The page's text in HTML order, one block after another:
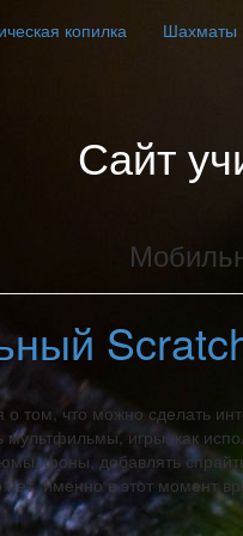
копилка Шахматы
Сайт
том, что можно сделать
мультфильмы, игры, как
фоны, добавлять
нет, именно в этот момент